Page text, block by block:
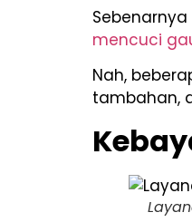
mencuci
Nah,
tambahan,